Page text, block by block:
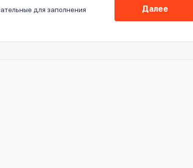
для заполнения Далее